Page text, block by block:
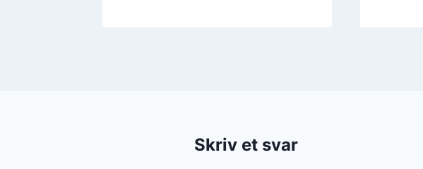
Skriv et svar